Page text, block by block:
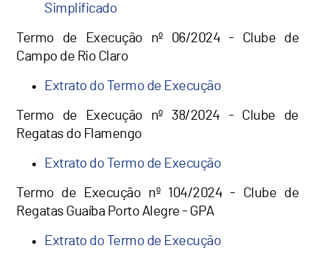
Simplificado
Termo de Execução nº 06/2024 - Clube de
Campo de Rio Claro
Extrato do Termo de Execução
Termo de Execução nº 38/2024 - Clube de
Regatas do Flamengo
Extrato do Termo de Execução
Termo de Execução nº 104/2024 - Clube de
Regatas Guaíba Porto Alegre - GPA
Extrato do Termo de Execução